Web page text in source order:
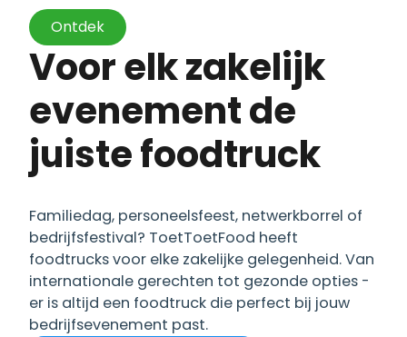
Ontdek
Voor elk zakelijk
evenement de
juiste foodtruck
Familiedag, personeelsfeest, netwerkborrel of
bedrijfsfestival? ToetToetFood heeft
foodtrucks voor elke zakelijke gelegenheid. Van
internationale gerechten tot gezonde opties -
er is altijd een foodtruck die perfect bij jouw
bedrijfsevenement past.